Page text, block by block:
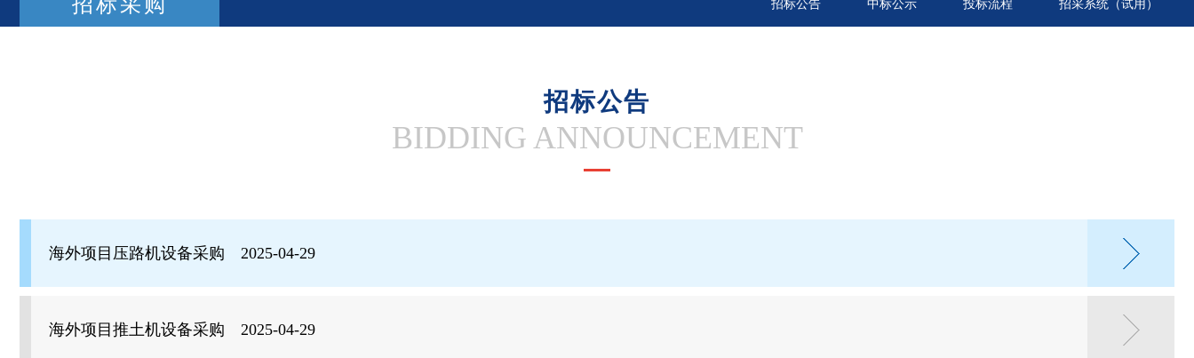
招标公告 中标公示 投标流程 招采系统（试用）
招标公告
BIDDING ANNOUNCEMENT
海外项目压路机设备采购 2025-04-29
海外项目推土机设备采购 2025-04-29